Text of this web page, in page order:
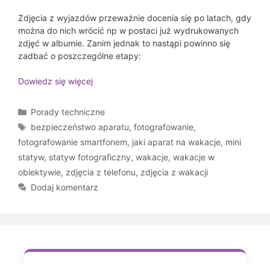
Zdjęcia z wyjazdów przeważnie docenia się po latach, gdy
można do nich wrócić np w postaci już wydrukowanych
zdjęć w albumie. Zanim jednak to nastąpi powinno się
zadbać o poszczególne etapy:
Dowiedz się więcej
Kategorie
Porady techniczne
Tagi
bezpieczeństwo aparatu,fotografowanie,
fotografowanie smartfonem, jaki aparat na wakacje, mini
statyw, statyw fotograficzny, wakacje, wakacje w
obiektywie, zdjęcia z telefonu, zdjęcia z wakacji
Dodaj komentarz